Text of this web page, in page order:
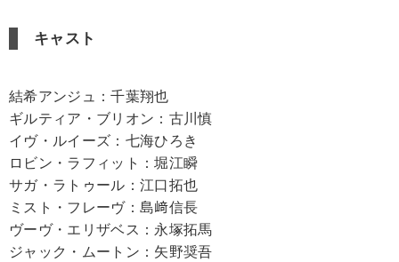
キャスト
結希アンジュ：千葉翔也
ギルティア・ブリオン：古川慎
イヴ・ルイーズ：七海ひろき
ロビン・ラフィット：堀江瞬
サガ・ラトゥール：江口拓也
ミスト・フレーヴ：島﨑信長
ヴーヴ・エリザベス：永塚拓馬
ジャック・ムートン：矢野奨吾